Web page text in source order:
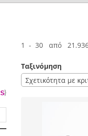
1 - 30 από
Ταξινόμηση
Σχετικότητα με